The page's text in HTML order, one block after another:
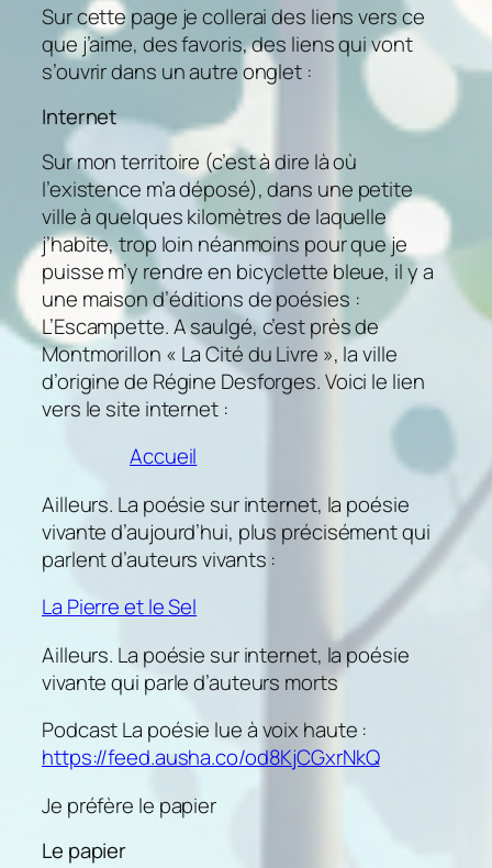
Sur cette page je collerai des liens vers ce
que j’aime, des favoris, des liens qui vont
s’ouvrir dans un autre onglet :
Internet
Sur mon territoire (c’est à dire là où
l’existence m’a déposé), dans une petite
ville à quelques kilomètres de laquelle
j’habite, trop loin néanmoins pour que je
puisse m’y rendre en bicyclette bleue, il y a
une maison d’éditions de poésies :
L’Escampette. A saulgé, c’est près de
Montmorillon « La Cité du Livre », la ville
d’origine de Régine Desforges. Voici le lien
vers le site internet :
Accueil
Ailleurs. La poésie sur internet, la poésie
vivante d’aujourd’hui, plus précisément qui
parlent d’auteurs vivants :
La Pierre et le Sel
Ailleurs. La poésie sur internet, la poésie
vivante qui parle d’auteurs morts
Podcast La poésie lue à voix haute :
https://feed.ausha.co/od8KjCGxrNkQ
Je préfère le papier
Le papier